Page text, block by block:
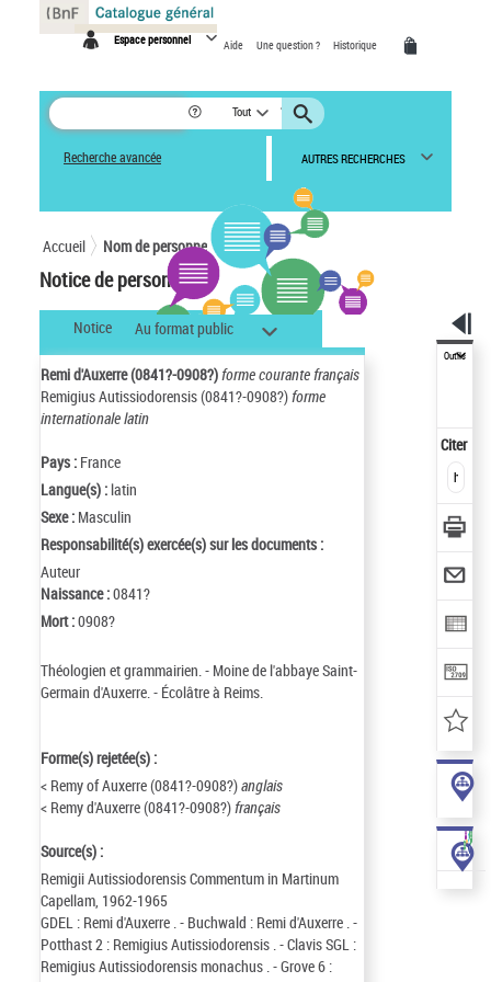
Espace personnel Aide Une question ? Historique
Tout
Recherche avancée AUTRES RECHERCHES
Accueil Nom de personne
Notice de personne
Notice Au format public
Remi d'Auxerre (0841?-0908?)forme courante français
Remigius Autissiodorensis (0841?-0908?)forme
internationale latin
Pays : France
Langue(s) : latin
Sexe : Masculin
Responsabilité(s) exercée(s) sur les documents :
Auteur
Naissance :0841?
Mort :0908?
Théologien et grammairien. - Moine de l'abbaye Saint-
Germain d'Auxerre. - Écolâtre à Reims.
Forme(s) rejetée(s) :
< Remy of Auxerre (0841?-0908?)anglais
< Remy d'Auxerre (0841?-0908?)français
Source(s) :
Remigii Autissiodorensis Commentum in Martinum
Capellam, 1962-1965
GDEL : Remi d'Auxerre . - Buchwald : Remi d'Auxerre . -
Potthast 2 : Remigius Autissiodorensis . - Clavis SGL :
Remigius Autissiodorensis monachus . - Grove 6 :
Outils
Citer
Panneau de gestion des cookies